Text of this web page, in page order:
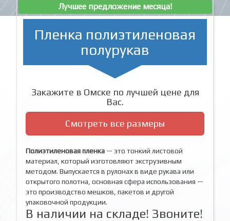
Лучшее предложение месяца!
Пленка полиэтиленовая
полурукав
Закажите в Омске по лучшей цене для
Вас.
Смотреть все размеры
Полиэтиленовая пленка — это тонкий листовой
материал, который изготовляют экструзивным
методом. Выпускается в рулонах в виде рукава или
открытого полотна, основная сфера использования —
это производство мешков, пакетов и другой
упаковочной продукции.
В наличии на складе! Звоните!